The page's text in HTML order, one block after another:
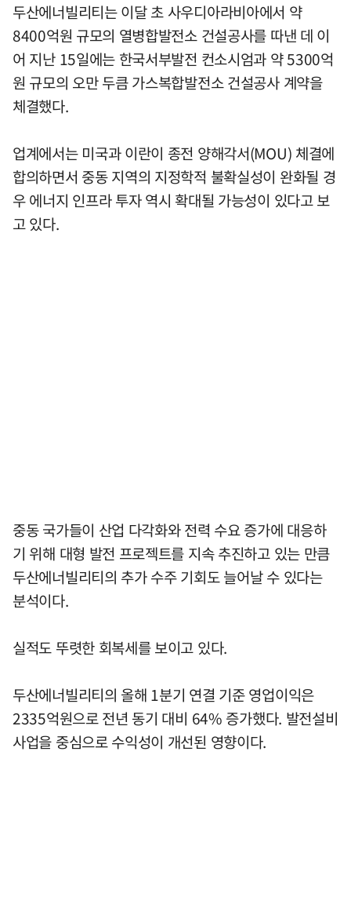
두산에너빌리티는 이달 초 사우디아라비아에서 약
8400억원 규모의 열병합발전소 건설공사를 따낸 데 이
어 지난 15일에는 한국서부발전 컨소시엄과 약 5300억
원 규모의 오만 두큼 가스복합발전소 건설공사 계약을
체결했다.
업계에서는 미국과 이란이 종전 양해각서(MOU) 체결에
합의하면서 중동 지역의 지정학적 불확실성이 완화될 경
우 에너지 인프라 투자 역시 확대될 가능성이 있다고 보
고 있다.
중동 국가들이 산업 다각화와 전력 수요 증가에 대응하
기 위해 대형 발전 프로젝트를 지속 추진하고 있는 만큼
두산에너빌리티의 추가 수주 기회도 늘어날 수 있다는
분석이다.
실적도 뚜렷한 회복세를 보이고 있다.
두산에너빌리티의 올해 1분기 연결 기준 영업이익은
2335억원으로 전년 동기 대비 64% 증가했다. 발전설비
사업을 중심으로 수익성이 개선된 영향이다.